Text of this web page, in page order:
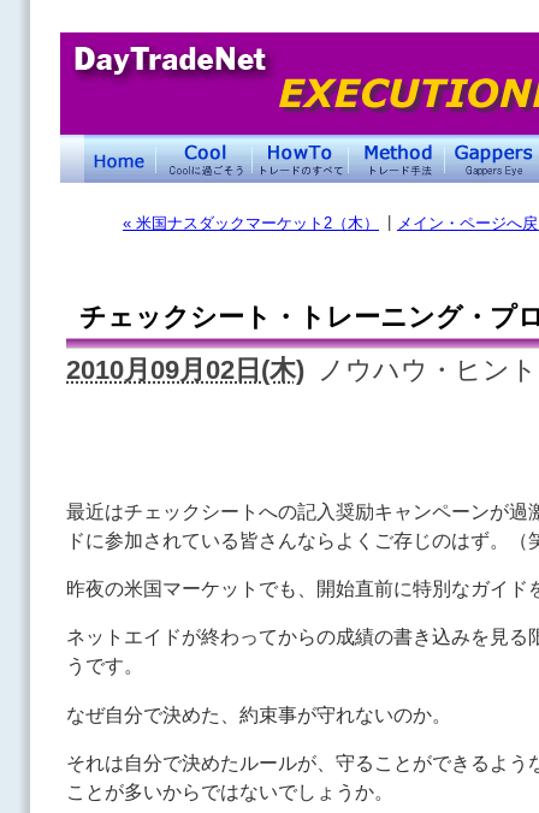
« 米国ナスダックマーケット2（木） メイン・ページへ
チェックシート・トレーニング・プ
2010月09月02日(木)
ノウハウ・ヒント
最近はチェックシートへの記入奨励キャンペーンが
ドに参加されている皆さんならよくご存じのはず。（
昨夜の米国マーケットでも、開始直前に特別なガイド
ネットエイドが終わってからの成績の書き込みを見
うです。
なぜ自分で決めた、約束事が守れないのか。
それは自分で決めたルールが、守ることができるよ
ことが多いからではないでしょうか。